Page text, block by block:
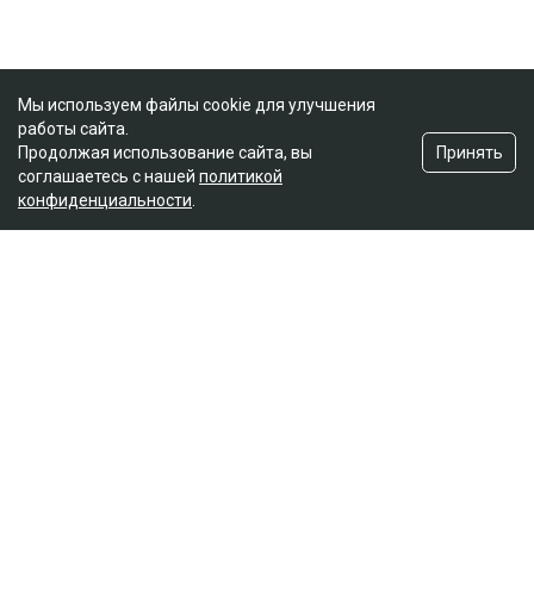
Мы используем файлы cookie для улучшения
работы сайта.
Продолжая использование сайта, вы
соглашаетесь с нашей политикой
конфиденциальности
Принять